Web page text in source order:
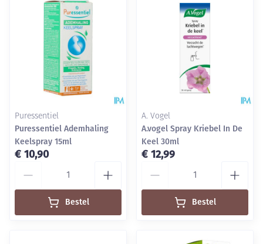
Puressentiel
Puressentiel Ademhaling
Keelspray 15ml
€ 10,90
Bestel
A. Vogel
A.vogel Spray Kriebel In De
Keel 30ml
€ 12,99
Bestel